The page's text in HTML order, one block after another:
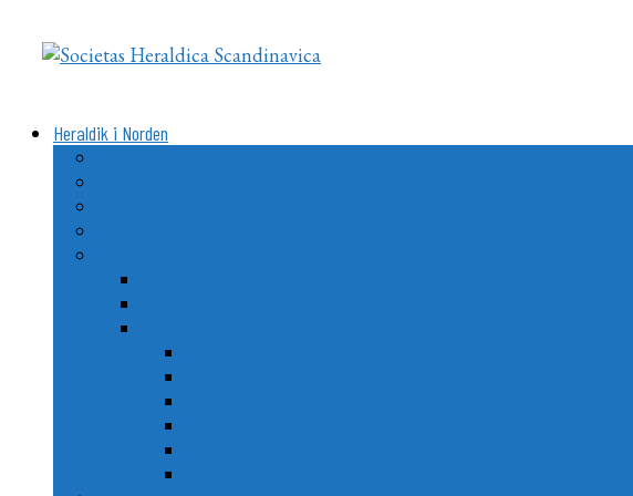
indhold
Heraldik i Norden